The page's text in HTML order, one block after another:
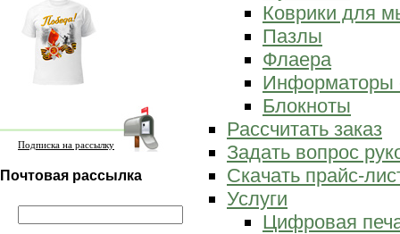
Подписка на рассылку
Почтовая рассылка
Коврики для
Пазлы
Флаера
Информаторы
Блокноты
Рассчитать заказ
Задать вопрос
Скачать прайс-
Услуги
Цифровая